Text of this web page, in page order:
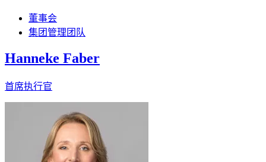
董事会
集团管理团队
Hanneke Faber
首席执行官